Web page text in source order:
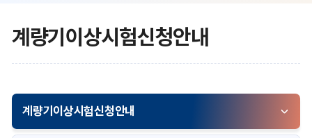
계량기이상시험신청안내
계량기이상시험신청안내